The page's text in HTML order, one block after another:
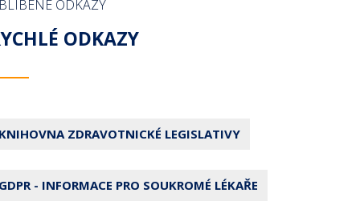
ODKAZY
ODKAZY
ZDRAVOTNICKÉ LEGISLATIVY
- INFORMACE PRO SOUKROMÉ LÉKAŘE